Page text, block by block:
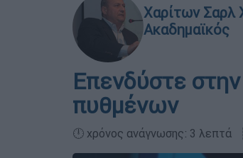
Χαρίτων Σαρλ
Ακαδημαϊκός
Επενδύστε
πυθμένων
🕛 χρόνος ανάγνωσης: 3 λεπτά